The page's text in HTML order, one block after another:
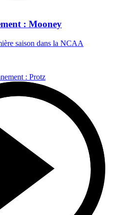
: Mooney
saison dans la NCAA